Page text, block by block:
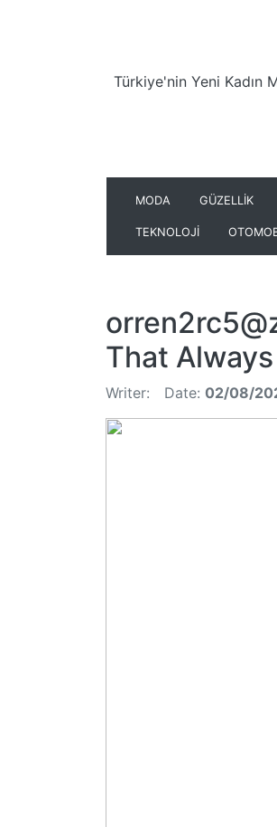
Türkiye'nin Yeni Kadın
MODA GÜZELLİK
TEKNOLOJİ
That
Writer: Date: 02/08/